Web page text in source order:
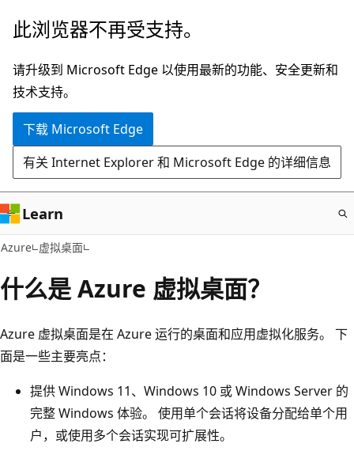
跳
主
要
内
此浏览器不再受支持。
请升级到 Microsoft Edge 以使用最新的功能、安全更新和
技术支持。
下载 Microsoft Edge
有关 Internet Explorer 和 Microsoft Edge 的详细信息
Learn
Azure 虚拟桌面
什么是 Azure 虚拟桌面？
Azure 虚拟桌面是在 Azure 运行的桌面和应用虚拟化服务。 下
面是一些主要亮点：
提供 Windows 11、Windows 10 或 Windows Server 的
完整 Windows 体验。 使用单个会话将设备分配给单个用
户，或使用多个会话实现可扩展性。